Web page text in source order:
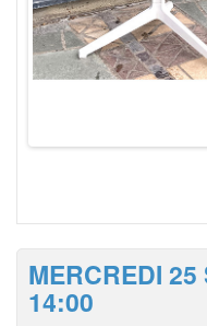
MERCREDI
14:00